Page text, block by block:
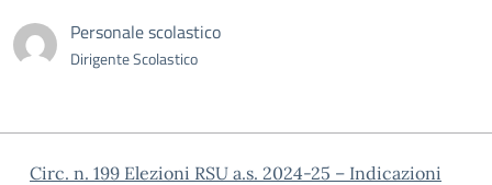
Personale scolastico
Dirigente Scolastico
Circ. n. 199 Elezioni RSU a.s. 2024-25 – Indicazioni